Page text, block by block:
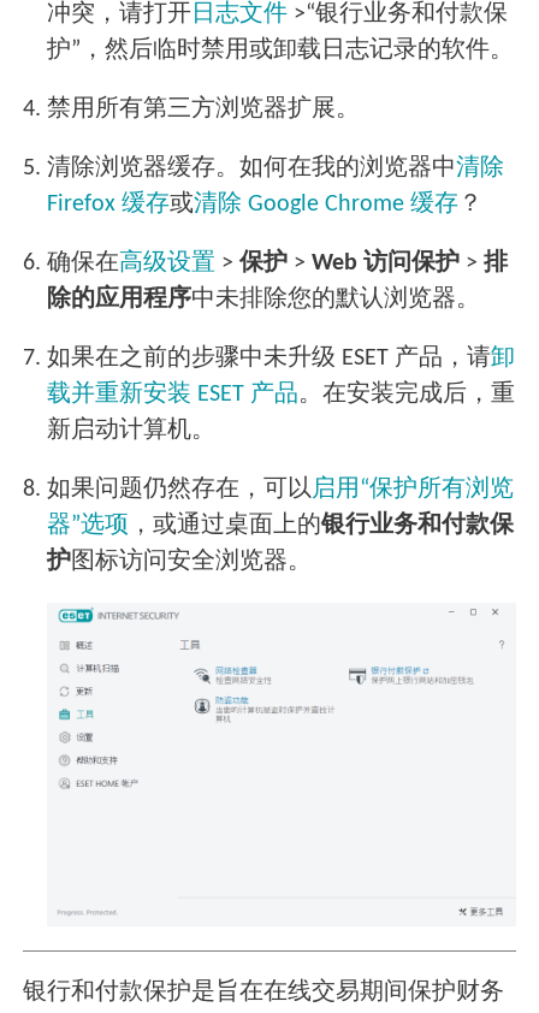
冲突，请打开 日志文件 >“银行业务和付款保
护”，然后临时禁用或卸载日志记录的软件。
4. 禁用所有第三方浏览器扩展。
5. 清除浏览器缓存。如何在我的浏览器中清除
Firefox 缓存或清除 Google Chrome 缓存 ？
6. 确保在高级设置 >保护 >Web 访问保护 >排
除的应用程序中未排除您的默认浏览器。
7. 如果在之前的步骤中未升级 ESET 产品，请卸
载并重新安装 ESET 产品。在安装完成后，重
新启动计算机。
8. 如果问题仍然存在，可以启用“保护所有浏览
器”选项 ，或通过桌面上的银行业务和付款保
护图标访问安全浏览器。
银行和付款保护是旨在在线交易期间保护财务